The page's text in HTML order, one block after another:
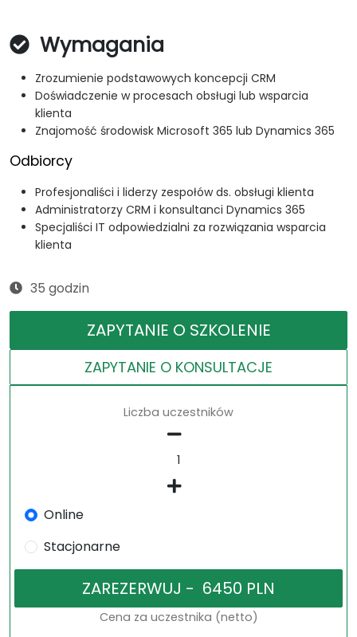
Wymagania
Zrozumienie podstawowych koncepcji CRM
Doświadczenie w procesach obsługi lub wsparcia
klienta
Znajomość środowisk Microsoft 365 lub Dynamics 365
Odbiorcy
Profesjonaliści i liderzy zespołów ds. obsługi klienta
Administratorzy CRM i konsultanci Dynamics 365
Specjaliści IT odpowiedzialni za rozwiązania wsparcia
klienta
35 godzin
ZAPYTANIE O SZKOLENIE
ZAPYTANIE O KONSULTACJE
Liczba uczestników
Online
Stacjonarne
Cena za uczestnika (netto)